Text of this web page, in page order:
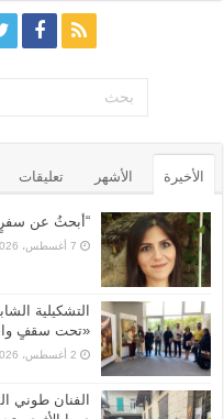
الأخيرة الأشهر تعليقات
“أبحثُ عن سفرٍ”
7 أغسطس، 2026
التشكيلية
«تحت سقفٍ
2 أغسطس، 2026
الفنان